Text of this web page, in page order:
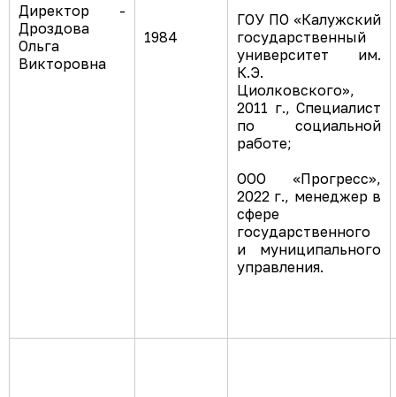
Директор -
Дроздова
Ольга
Викторовна
1984
ГОУ ПО «Калужский
государственный
университет им.
К.Э.
Циолковского»,
2011 г., Специалист
по социальной
работе;
ООО «Прогресс»,
2022 г., менеджер в
сфере
государственного
и муниципального
управления.